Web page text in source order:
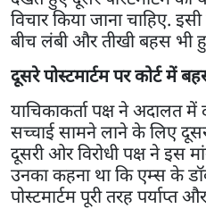
विचार किया जाना चाहिए.
बीच लंबी और तीखी बहस भी
दूसरे पोस्टमार्टम पर कोर्ट में
याचिकाकर्ता पक्ष ने अदालत में
सच्चाई सामने लाने के लिए
दूसरी ओर विरोधी पक्ष ने इस
उनका कहना था कि एम्स के
पोस्टमार्टम पूरी तरह पर्याप्त